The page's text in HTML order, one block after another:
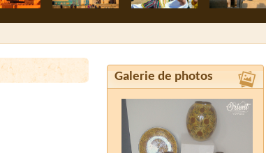
Galerie de photos